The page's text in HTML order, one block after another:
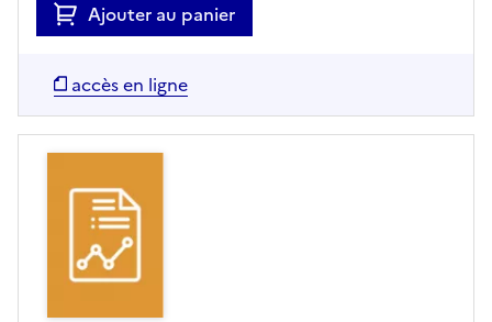
Ajouter au panier
accès en ligne